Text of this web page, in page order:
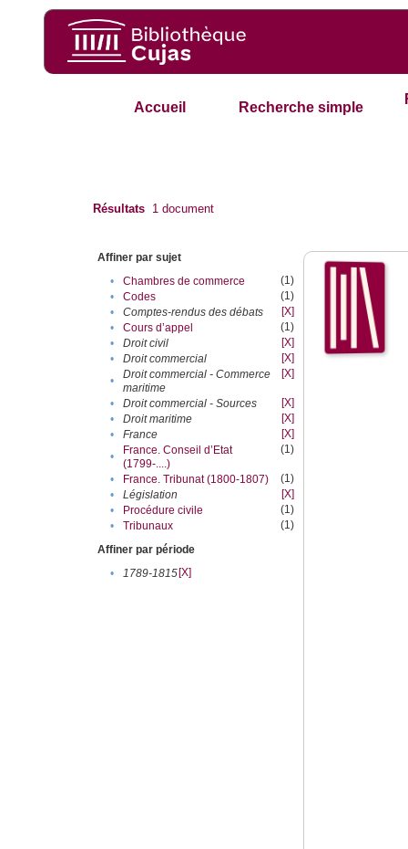
Accueil Recherche simple
Résultats 1 document
Affiner par sujet
•
Chambres de commerce
(1)
•
Codes
(1)
•
Comptes-rendus des débats
[X]
•
Cours d’appel
(1)
•
Droit civil
[X]
•
Droit commercial
[X]
•
Droit commercial - Commerce
maritime
[X]
• Droit commercial - Sources
[X]
•
Droit maritime
[X]
•
France
[X]
•
France. Conseil d’Etat
(1799-....)
(1)
• France. Tribunat (1800-1807)
(1)
•
Législation
[X]
•
Procédure civile
(1)
•
Tribunaux
(1)
Affiner par période
•
1789-1815[X]